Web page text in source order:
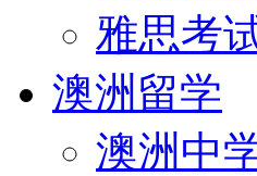
雅思考
澳洲留学
澳洲中